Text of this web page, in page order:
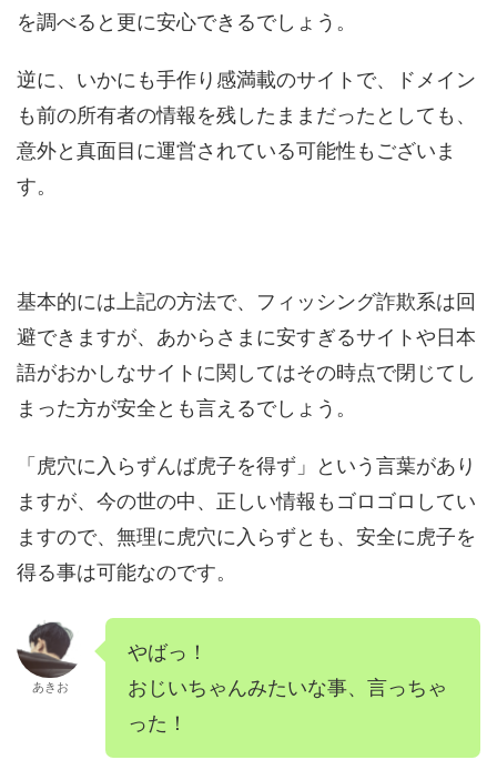
を調べると更に安心できるでしょう。
逆に、いかにも手作り感満載のサイトで、ドメイン
も前の所有者の情報を残したままだったとしても、
意外と真面目に運営されている可能性もございま
す。
基本的には上記の方法で、フィッシング詐欺系は回
避できますが、あからさまに安すぎるサイトや日本
語がおかしなサイトに関してはその時点で閉じてし
まった方が安全とも言えるでしょう。
「虎穴に入らずんば虎子を得ず」という言葉があり
ますが、今の世の中、正しい情報もゴロゴロしてい
ますので、無理に虎穴に入らずとも、安全に虎子を
得る事は可能なのです。
あきお
やばっ！
おじいちゃんみたいな事、言っちゃ
った！